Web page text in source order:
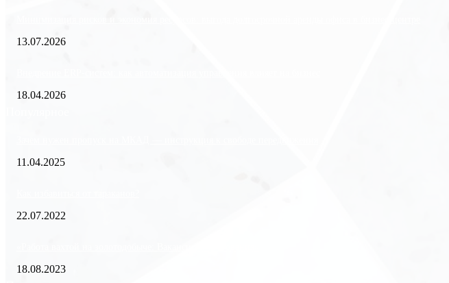
13.07.2026
18.04.2026
11.04.2025
22.07.2022
18.08.2023